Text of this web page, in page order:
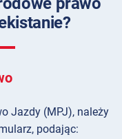
Jazdy (MPJ), należy
podając: